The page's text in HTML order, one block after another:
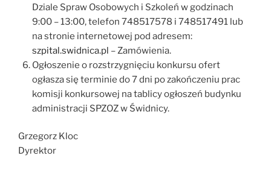
Dziale Spraw Osobowych i Szkoleń w godzinach
9:00 – 13:00, telefon 748517578 i 748517491 lub
na stronie internetowej pod adresem:
szpital.swidnica.pl – Zamówienia.
Ogłoszenie o rozstrzygnięciu konkursu ofert
ogłasza się terminie do 7 dni po zakończeniu prac
komisji konkursowej na tablicy ogłoszeń budynku
administracji SPZOZ w Świdnicy.
Grzegorz Kloc
Dyrektor